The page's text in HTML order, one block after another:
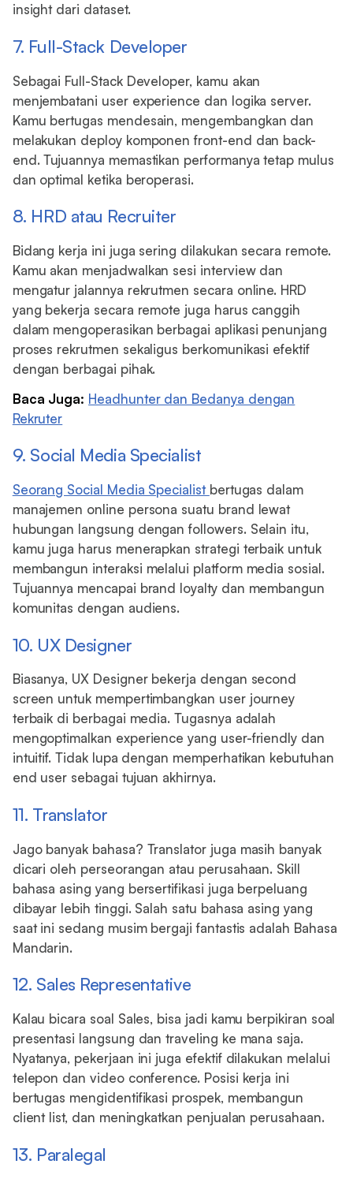
insight dari dataset.
7. Full-Stack Developer
Sebagai Full-Stack Developer, kamu akan
menjembatani user experience dan logika server.
Kamu bertugas mendesain, mengembangkan dan
melakukan deploy komponen front-end dan back-
end. Tujuannya memastikan performanya tetap mulus
dan optimal ketika beroperasi.
8. HRD atau Recruiter
Bidang kerja ini juga sering dilakukan secara remote.
Kamu akan menjadwalkan sesi interview dan
mengatur jalannya rekrutmen secara online. HRD
yang bekerja secara remote juga harus canggih
dalam mengoperasikan berbagai aplikasi penunjang
proses rekrutmen sekaligus berkomunikasi efektif
dengan berbagai pihak.
Baca Juga: Headhunter dan Bedanya dengan
Rekruter
9. Social Media Specialist
Seorang Social Media Specialist bertugas dalam
manajemen online persona suatu brand lewat
hubungan langsung dengan followers. Selain itu,
kamu juga harus menerapkan strategi terbaik untuk
membangun interaksi melalui platform media sosial.
Tujuannya mencapai brand loyalty dan membangun
komunitas dengan audiens.
10. UX Designer
Biasanya, UX Designer bekerja dengan second
screen untuk mempertimbangkan user journey
terbaik di berbagai media. Tugasnya adalah
mengoptimalkan experience yang user-friendly dan
intuitif. Tidak lupa dengan memperhatikan kebutuhan
end user sebagai tujuan akhirnya.
11. Translator
Jago banyak bahasa? Translator juga masih banyak
dicari oleh perseorangan atau perusahaan. Skill
bahasa asing yang bersertifikasi juga berpeluang
dibayar lebih tinggi. Salah satu bahasa asing yang
saat ini sedang musim bergaji fantastis adalah Bahasa
Mandarin.
12. Sales Representative
Kalau bicara soal Sales, bisa jadi kamu berpikiran soal
presentasi langsung dan traveling ke mana saja.
Nyatanya, pekerjaan ini juga efektif dilakukan melalui
telepon dan video conference. Posisi kerja ini
bertugas mengidentifikasi prospek, membangun
client list, dan meningkatkan penjualan perusahaan.
13. Paralegal